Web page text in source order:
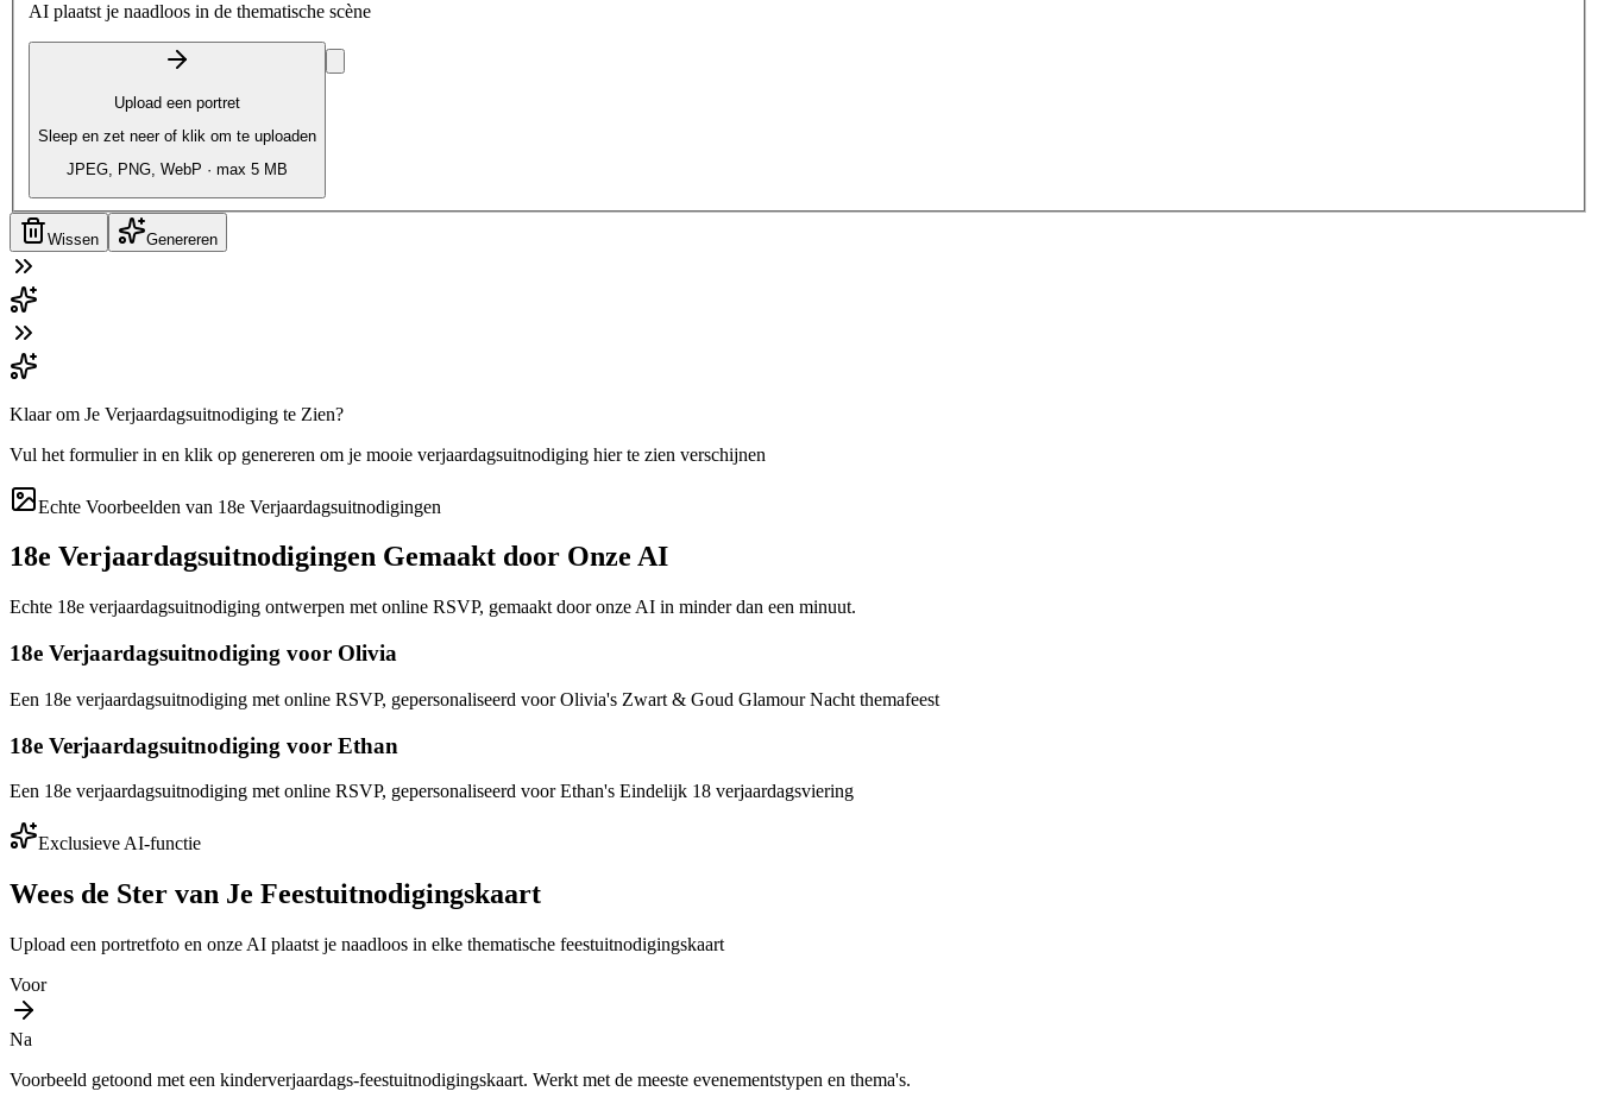
AI plaatst je naadloos in de thematische scène
Upload een portret
Sleep en zet neer of klik om te uploaden
JPEG, PNG, WebP · max 5 MB
Wissen Genereren
Klaar om Je Verjaardagsuitnodiging te Zien?
Vul het formulier in en klik op genereren om je mooie verjaardagsuitnodiging hier te zien verschijnen
Echte Voorbeelden van 18e Verjaardagsuitnodigingen
18e Verjaardagsuitnodigingen Gemaakt door Onze AI
Echte 18e verjaardagsuitnodiging ontwerpen met online RSVP, gemaakt door onze AI in minder dan een minuut.
18e Verjaardagsuitnodiging voor Olivia
Een 18e verjaardagsuitnodiging met online RSVP, gepersonaliseerd voor Olivia's Zwart & Goud Glamour Nacht themafeest
18e Verjaardagsuitnodiging voor Ethan
Een 18e verjaardagsuitnodiging met online RSVP, gepersonaliseerd voor Ethan's Eindelijk 18 verjaardagsviering
Exclusieve AI-functie
Wees de Ster van Je Feestuitnodigingskaart
Upload een portretfoto en onze AI plaatst je naadloos in elke thematische feestuitnodigingskaart
Voor
Na
Voorbeeld getoond met een kinderverjaardags-feestuitnodigingskaart. Werkt met de meeste evenementstypen en thema's.